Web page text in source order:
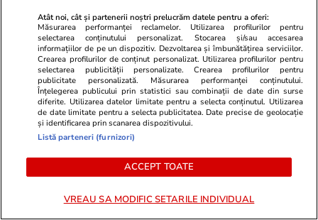
Câte calorii au cireșele și ce
nutrienți conțin
Lifestyle 14 iul.
Ce este făina de tapioca și în ce
Atât noi, cât și partenerii noștri prelucrăm datele pentru a oferi:
Măsurarea performanței reclamelor. Utilizarea profilurilor pentru
selectarea conținutului personalizat. Stocarea și/sau accesarea
informațiilor de pe un dispozitiv. Dezvoltarea și îmbunătățirea serviciilor.
Crearea profilurilor de conținut personalizat. Utilizarea profilurilor pentru
selectarea publicității personalizate. Crearea profilurilor pentru
publicitate personalizată. Măsurarea performanței conținutului.
Înțelegerea publicului prin statistici sau combinații de date din surse
diferite. Utilizarea datelor limitate pentru a selecta conținutul. Utilizarea
de date limitate pentru a selecta publicitatea. Date precise de geolocație
și identificarea prin scanarea dispozitivului.
Listă parteneri (furnizori)
ACCEPT TOATE
VREAU SA MODIFIC SETARILE INDIVIDUAL